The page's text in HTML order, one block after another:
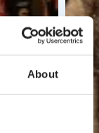
About